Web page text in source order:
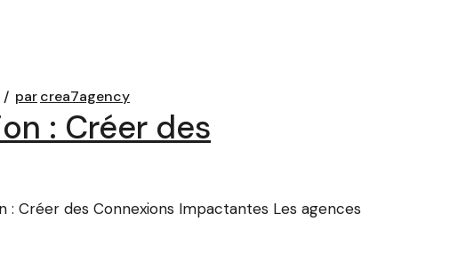
parcrea7agency
: Créer des
Créer des Connexions Impactantes Les agences